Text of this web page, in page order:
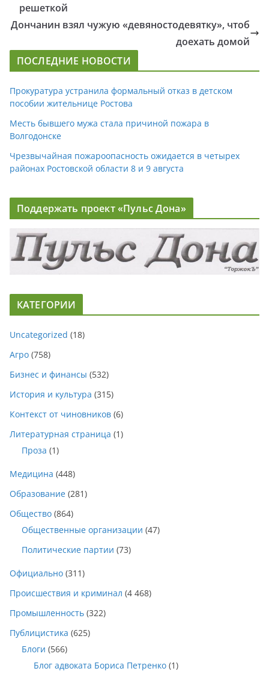
решеткой
Дончанин взял чужую «девяностодевятку», чтоб
доехать домой
ПОСЛЕДНИЕ НОВОСТИ
Прокуратура устранила формальный отказ в детском
пособии жительнице Ростова
Месть бывшего мужа стала причиной пожара в
Волгодонске
Чрезвычайная пожароопасность ожидается в четырех
районах Ростовской области 8 и 9 августа
Поддержать проект «Пульс Дона»
КАТЕГОРИИ
Uncategorized (18)
Агро (758)
Бизнес и финансы (532)
История и культура (315)
Контекст от чиновников (6)
Литературная страница (1)
Проза (1)
Медицина (448)
Образование (281)
Общество (864)
Общественные организации (47)
Политические партии (73)
Официально (311)
Происшествия и криминал (4 468)
Промышленность (322)
Публицистика (625)
Блоги (566)
Блог адвоката Бориса Петренко (1)